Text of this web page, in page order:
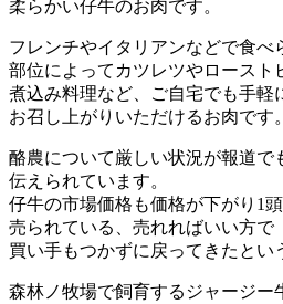
柔らかい仔牛のお肉です。
フレンチやイタリアンなどで食べ
部位によってカツレツやロースト
煮込み料理など、ご自宅でも手軽
お召し上がりいただけるお肉です。
酪農について厳しい状況が報道で
伝えられています。
仔牛の市場価格も価格が下がり1
売られている、売れればいい方で
買い手もつかずに戻ってきたとい
森林ノ牧場で飼育するジャージー